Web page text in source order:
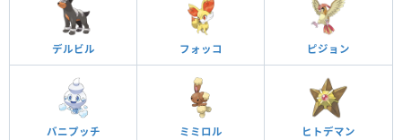
デルビル フォッコ ピジョン
バニプッチ ミミロル ヒトデマン